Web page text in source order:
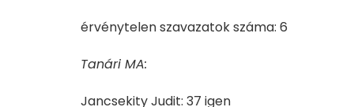
érvénytelen szavazatok száma: 6
Tanári MA:
Jancsekity Judit: 37 igen